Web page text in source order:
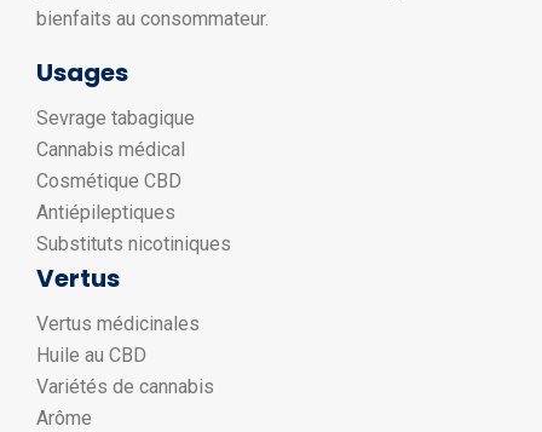
bienfaits au consommateur.
Usages
Sevrage tabagique
Cannabis médical
Cosmétique CBD
Antiépileptiques
Substituts nicotiniques
Vertus
Vertus médicinales
Huile au CBD
Variétés de cannabis
Arôme